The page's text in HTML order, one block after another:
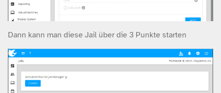
Dann kann man diese Jail über die 3 Punkte starten